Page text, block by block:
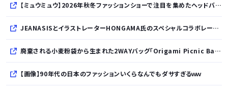
【ミュウミュウ】2026年秋冬ファッションショーで注目を集めたヘッドバンドが発売
JEANASISとイラストレーターHONGAMA氏のスペシャルコラボレーションアイテム全7型が8月11日より発売
廃棄される小麦粉袋から生まれた2WAYバッグ「Origami Picnic Bag」がMakuakeに登場
【画像】90年代の日本のファッションいくらなんでもダサすぎるｗｗ